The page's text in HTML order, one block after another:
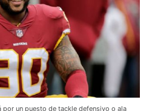
un puesto de tackle defensivo o ala